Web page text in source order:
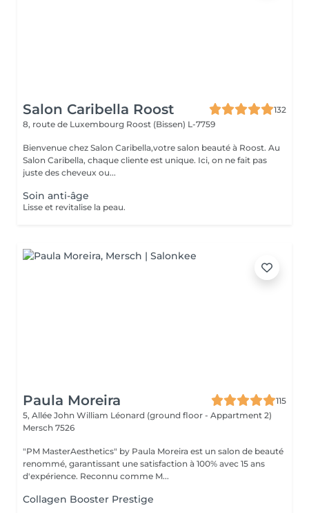
Salon Caribella Roost
132
8, route de Luxembourg Roost (Bissen) L-7759
Bienvenue chez Salon Caribella,votre salon beauté à Roost. Au
Salon Caribella, chaque cliente est unique. Ici, on ne fait pas
juste des cheveux ou...
Soin anti-âge
Lisse et revitalise la peau.
Paula Moreira
115
5, Allée John William Léonard (ground floor - Appartment 2)
Mersch 7526
"PM MasterAesthetics" by Paula Moreira est un salon de beauté
renommé, garantissant une satisfaction à 100% avec 15 ans
d'expérience. Reconnu comme M...
Collagen Booster Prestige